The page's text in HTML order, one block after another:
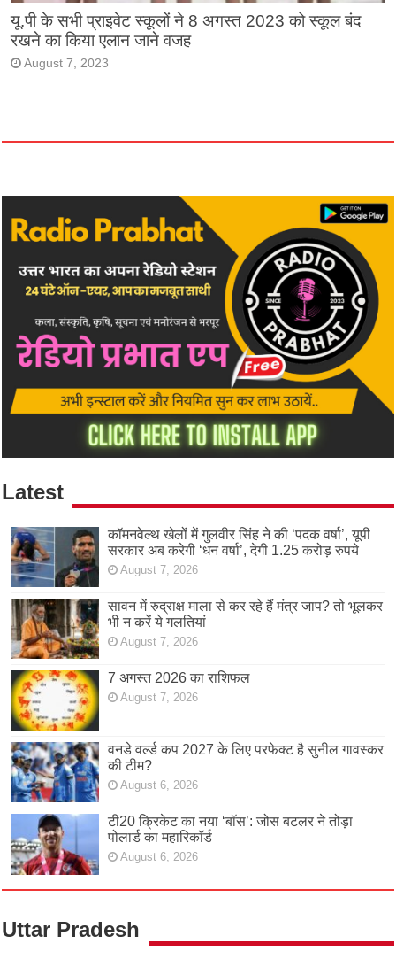
यू.पी के सभी प्राइवेट स्कूलों ने 8 अगस्त 2023 को स्कूल बंद
रखने का किया एलान जाने वजह
August 7, 2023
Latest
कॉमनवेल्थ खेलों में गुलवीर सिंह ने की ‘पदक वर्षा’, यूपी
सरकार अब करेगी ‘धन वर्षा’, देगी 1.25 करोड़ रुपये
August 7, 2026
सावन में रुद्राक्ष माला से कर रहे हैं मंत्र जाप? तो भूलकर
भी न करें ये गलतियां
August 7, 2026
7 अगस्त 2026 का राशिफल
August 7, 2026
वनडे वर्ल्ड कप 2027 के लिए परफेक्ट है सुनील गावस्कर
की टीम?
August 6, 2026
टी20 क्रिकेट का नया ‘बॉस’: जोस बटलर ने तोड़ा
पोलार्ड का महारिकॉर्ड
August 6, 2026
Uttar Pradesh